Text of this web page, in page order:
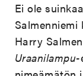
Ei ole
Harry
Uraanilampu-